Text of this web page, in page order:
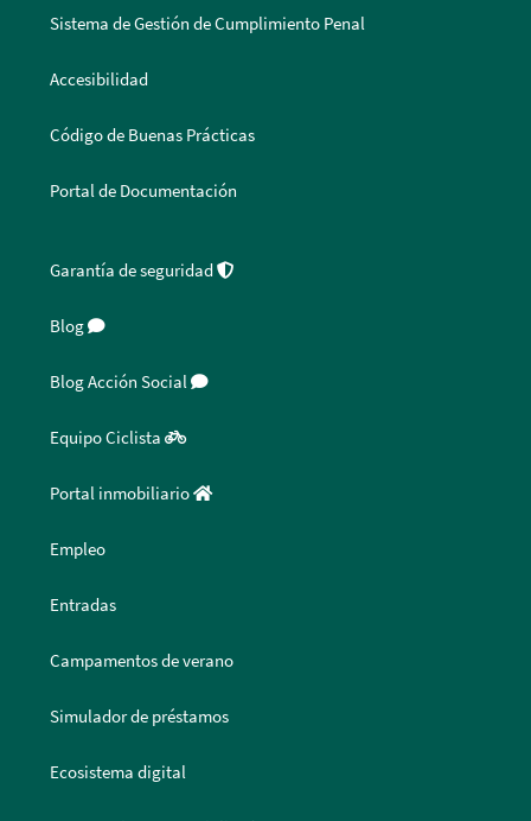
Sistema de Gestión de Cumplimiento Penal
Accesibilidad
Código de Buenas Prácticas
Portal de Documentación
Garantía de seguridad
Blog
Blog Acción Social
Equipo Ciclista
Portal inmobiliario
Empleo
Entradas
Campamentos de verano
Simulador de préstamos
Ecosistema digital